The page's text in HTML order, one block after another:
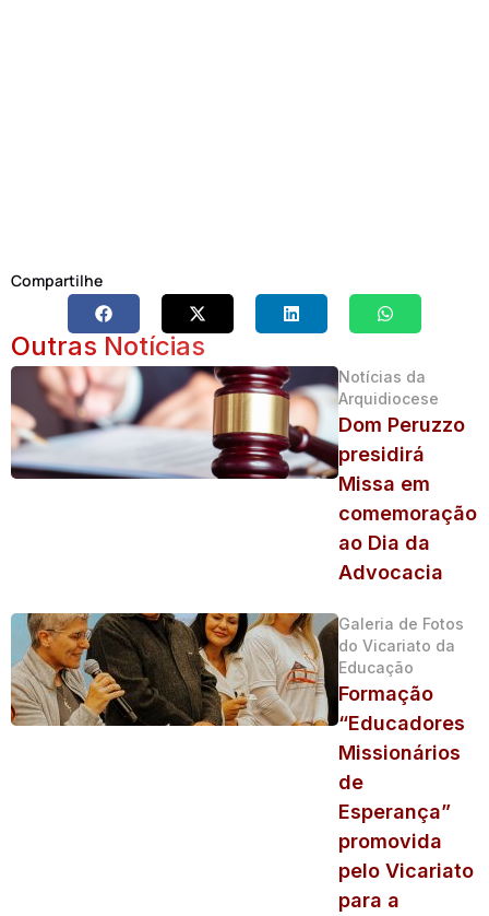
Compartilhe
Outras Notícias
Notícias da
Arquidiocese
Dom Peruzzo
presidirá
Missa em
comemoração
ao Dia da
Advocacia
Galeria de Fotos
do Vicariato da
Educação
Formação
“Educadores
Missionários
de
Esperança”
promovida
pelo Vicariato
para a